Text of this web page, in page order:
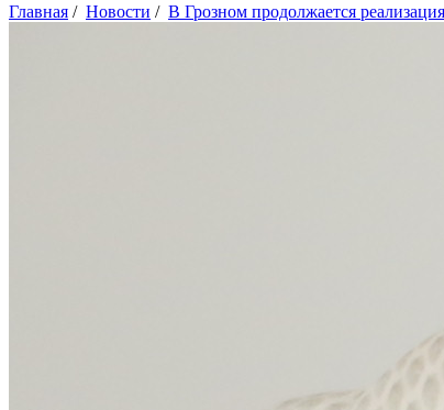
Главная / Новости / В Грозном продолжается